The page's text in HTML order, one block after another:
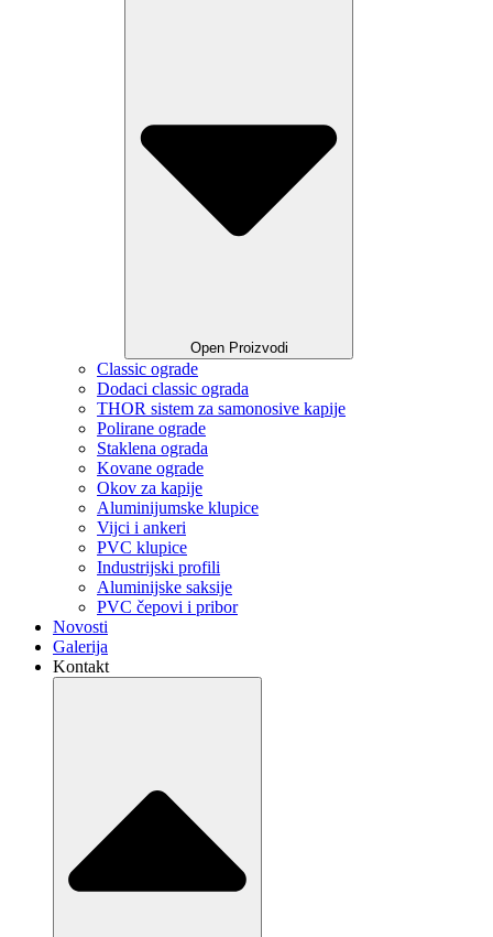
Open Proizvodi
Classic ograde
Dodaci classic ograda
THOR sistem za samonosive kapije
Polirane ograde
Staklena ograda
Kovane ograde
Okov za kapije
Aluminijumske klupice
Vijci i ankeri
PVC klupice
Industrijski profili
Aluminijske saksije
PVC čepovi i pribor
Novosti
Galerija
Kontakt